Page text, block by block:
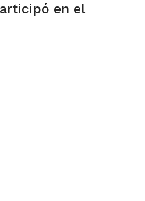
en el